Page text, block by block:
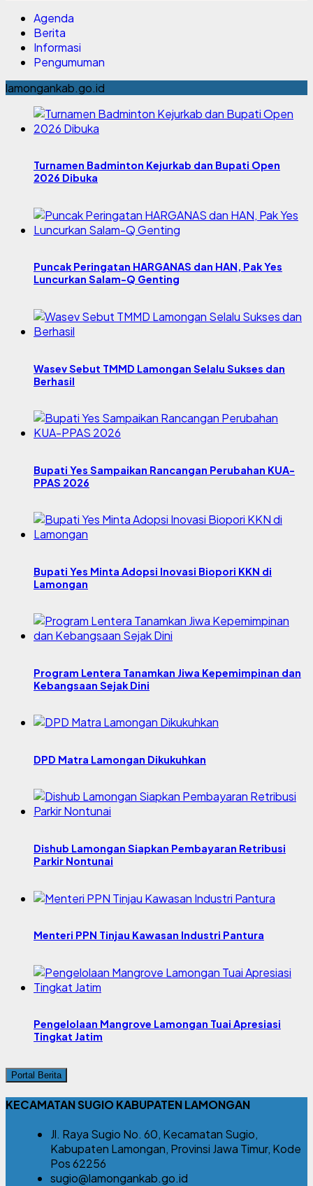
Agenda
Berita
Informasi
Pengumuman
lamongankab.go.id
Turnamen Badminton Kejurkab dan Bupati Open
2026 Dibuka
Puncak Peringatan HARGANAS dan HAN, Pak Yes
Luncurkan Salam-Q Genting
Wasev Sebut TMMD Lamongan Selalu Sukses dan
Berhasil
Bupati Yes Sampaikan Rancangan Perubahan KUA-
PPAS 2026
Bupati Yes Minta Adopsi Inovasi Biopori KKN di
Lamongan
Program Lentera Tanamkan Jiwa Kepemimpinan dan
Kebangsaan Sejak Dini
DPD Matra Lamongan Dikukuhkan
Dishub Lamongan Siapkan Pembayaran Retribusi
Parkir Nontunai
Menteri PPN Tinjau Kawasan Industri Pantura
Pengelolaan Mangrove Lamongan Tuai Apresiasi
Tingkat Jatim
Portal Berita
KECAMATAN SUGIO KABUPATEN LAMONGAN
Jl. Raya Sugio No. 60, Kecamatan Sugio,
Kabupaten Lamongan, Provinsi Jawa Timur, Kode
Pos 62256
sugio@lamongankab.go.id